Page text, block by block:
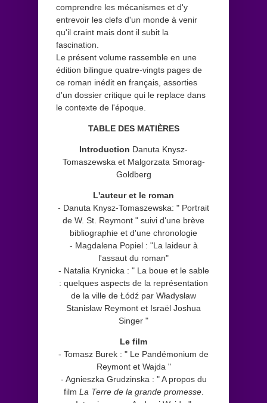
comprendre les mécanismes et d'y
entrevoir les clefs d'un monde à venir
qu'il craint mais dont il subit la
fascination.
Le présent volume rassemble en une
édition bilingue quatre-vingts pages de
ce roman inédit en français, assorties
d'un dossier critique qui le replace dans
le contexte de l'époque.
TABLE DES MATIÈRES
Introduction Danuta Knysz-
Tomaszewska et Malgorzata Smorag-
Goldberg
L'auteur et le roman
- Danuta Knysz-Tomaszewska: " Portrait
de W. St. Reymont " suivi d'une brève
bibliographie et d'une chronologie
- Magdalena Popiel : "La laideur à
l'assaut du roman"
- Natalia Krynicka : " La boue et le sable
: quelques aspects de la représentation
de la ville de Łódź par Władysław
Stanisław Reymont et Israël Joshua
Singer "
Le film
- Tomasz Burek : " Le Pandémonium de
Reymont et Wajda "
- Agnieszka Grudzinska : " A propos du
film La Terre de la grande promesse.